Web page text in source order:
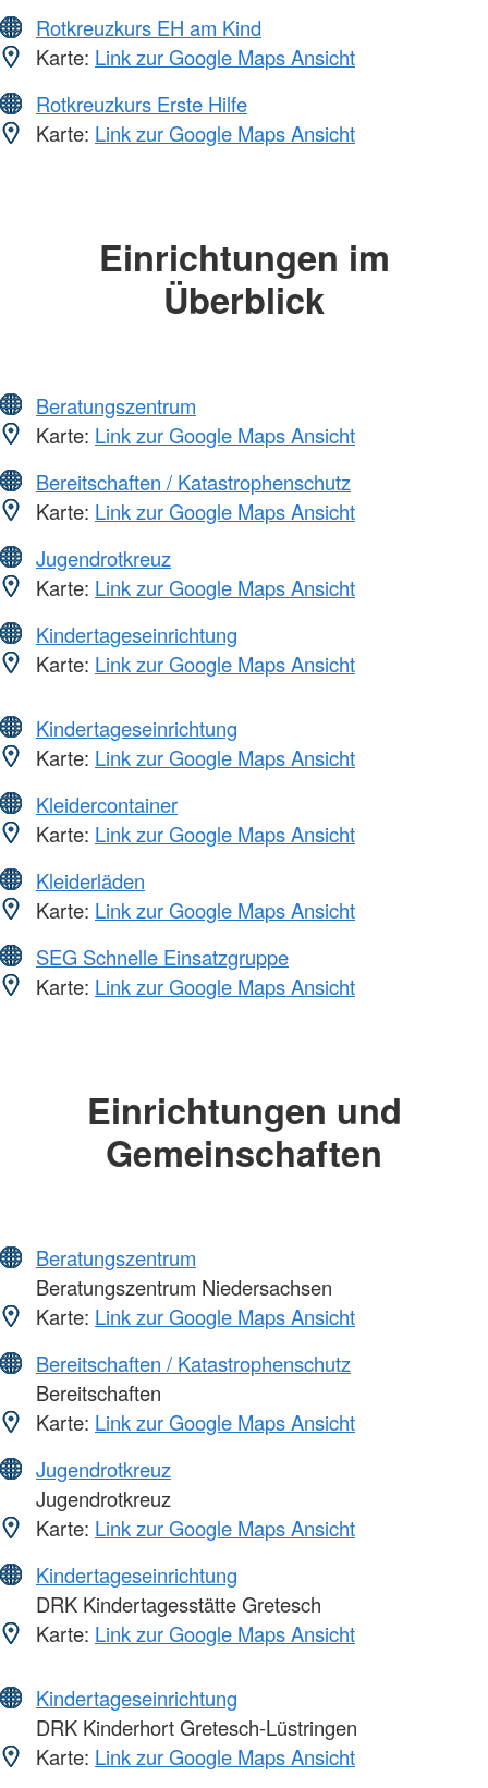
Rotkreuzkurs EH am Kind
Karte: Link zur Google Maps Ansicht
Rotkreuzkurs Erste Hilfe
Karte: Link zur Google Maps Ansicht
Einrichtungen im
Überblick
Beratungszentrum
Karte: Link zur Google Maps Ansicht
Bereitschaften / Katastrophenschutz
Karte: Link zur Google Maps Ansicht
Jugendrotkreuz
Karte: Link zur Google Maps Ansicht
Kindertageseinrichtung
Karte: Link zur Google Maps Ansicht
Kindertageseinrichtung
Karte: Link zur Google Maps Ansicht
Kleidercontainer
Karte: Link zur Google Maps Ansicht
Kleiderläden
Karte: Link zur Google Maps Ansicht
SEG Schnelle Einsatzgruppe
Karte: Link zur Google Maps Ansicht
Einrichtungen und
Gemeinschaften
Beratungszentrum
Beratungszentrum Niedersachsen
Karte: Link zur Google Maps Ansicht
Bereitschaften / Katastrophenschutz
Bereitschaften
Karte: Link zur Google Maps Ansicht
Jugendrotkreuz
Jugendrotkreuz
Karte: Link zur Google Maps Ansicht
Kindertageseinrichtung
DRK Kindertagesstätte Gretesch
Karte: Link zur Google Maps Ansicht
Kindertageseinrichtung
DRK Kinderhort Gretesch-Lüstringen
Karte: Link zur Google Maps Ansicht